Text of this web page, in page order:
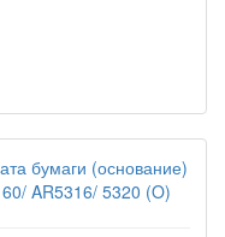
бумаги (основание)
AR5316/ 5320 (O)